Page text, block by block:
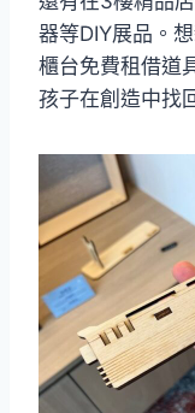
器等DIY展品。
櫃台免費租借道
孩子在創造中找